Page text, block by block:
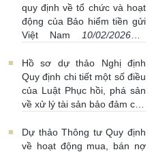
quy định về tổ chức và hoạt
động của Bảo hiểm tiền gửi
Việt Nam
10/02/2026 |
Hồ sơ dự thảo Nghị định
Quy định chi tiết một số điều
của Luật Phục hồi, phá sản
về xử lý tài sản bảo đảm của
thanh toán bù trừ có lợi, tạm
đình chỉ, đình chỉ thực hiện
Dự thảo Thông tư Quy định
về hoạt động mua, bán nợ